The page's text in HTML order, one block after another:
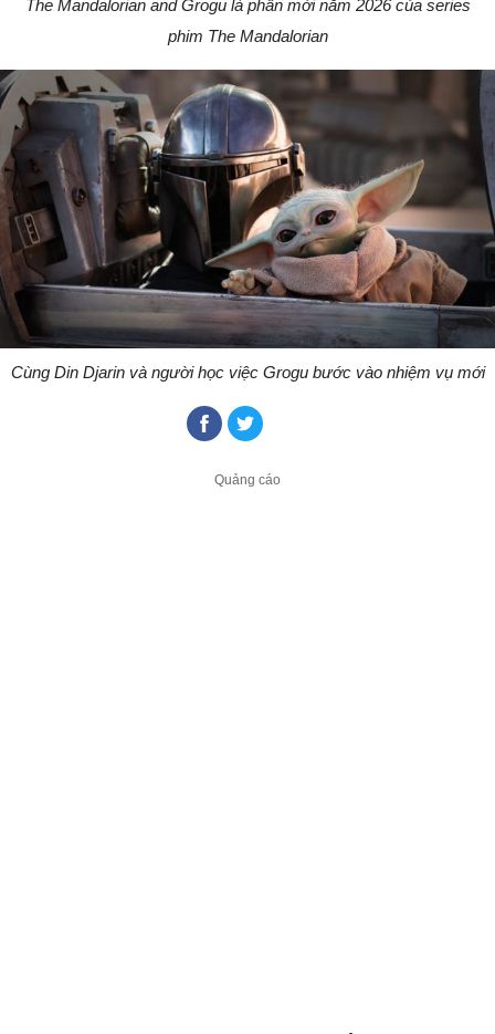
The Mandalorian and Grogu là phần mới năm 2026 của series
phim The Mandalorian
Cùng Din Djarin và người học việc Grogu bước vào nhiệm vụ mới